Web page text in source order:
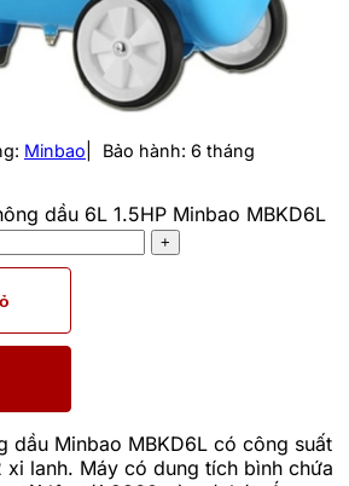
Minbao Bảo hành: 6 tháng
dầu 6L 1.5HP Minbao MBKD6L
dầu Minbao MBKD6L có công suất
xi lanh. Máy có dung tích bình chứa